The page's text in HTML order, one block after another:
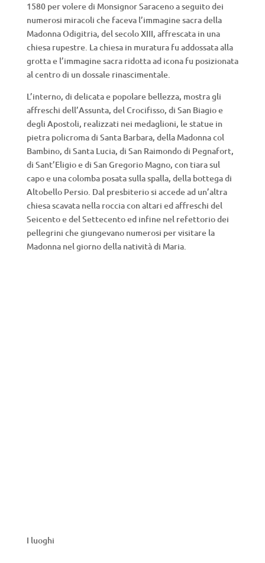
1580 per volere di Monsignor Saraceno a seguito dei
numerosi miracoli che faceva l’immagine sacra della
Madonna Odigitria, del secolo XIII, affrescata in una
chiesa rupestre. La chiesa in muratura fu addossata alla
grotta e l’immagine sacra ridotta ad icona fu posizionata
al centro di un dossale rinascimentale.
L’interno, di delicata e popolare bellezza, mostra gli
affreschi dell’Assunta, del Crocifisso, di San Biagio e
degli Apostoli, realizzati nei medaglioni, le statue in
pietra policroma di Santa Barbara, della Madonna col
Bambino, di Santa Lucia, di San Raimondo di Pegnafort,
di Sant’Eligio e di San Gregorio Magno, con tiara sul
capo e una colomba posata sulla spalla, della bottega di
Altobello Persio. Dal presbiterio si accede ad un’altra
chiesa scavata nella roccia con altari ed affreschi del
Seicento e del Settecento ed infine nel refettorio dei
pellegrini che giungevano numerosi per visitare la
Madonna nel giorno della natività di Maria.
I luoghi